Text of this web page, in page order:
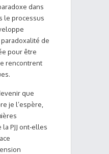
dans
le processus
paradoxalité de
pour être
rencontrent
que
je l’espère,
PJJ ont-elles